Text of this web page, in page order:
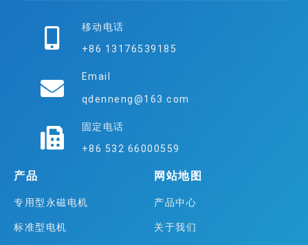
移动电话
+86 13176539185
Email
qdenneng@163.com
固定电话
+86 532 66000559
产品
专用型永磁电机
标准型电机
网站地图
产品中心
关于我们